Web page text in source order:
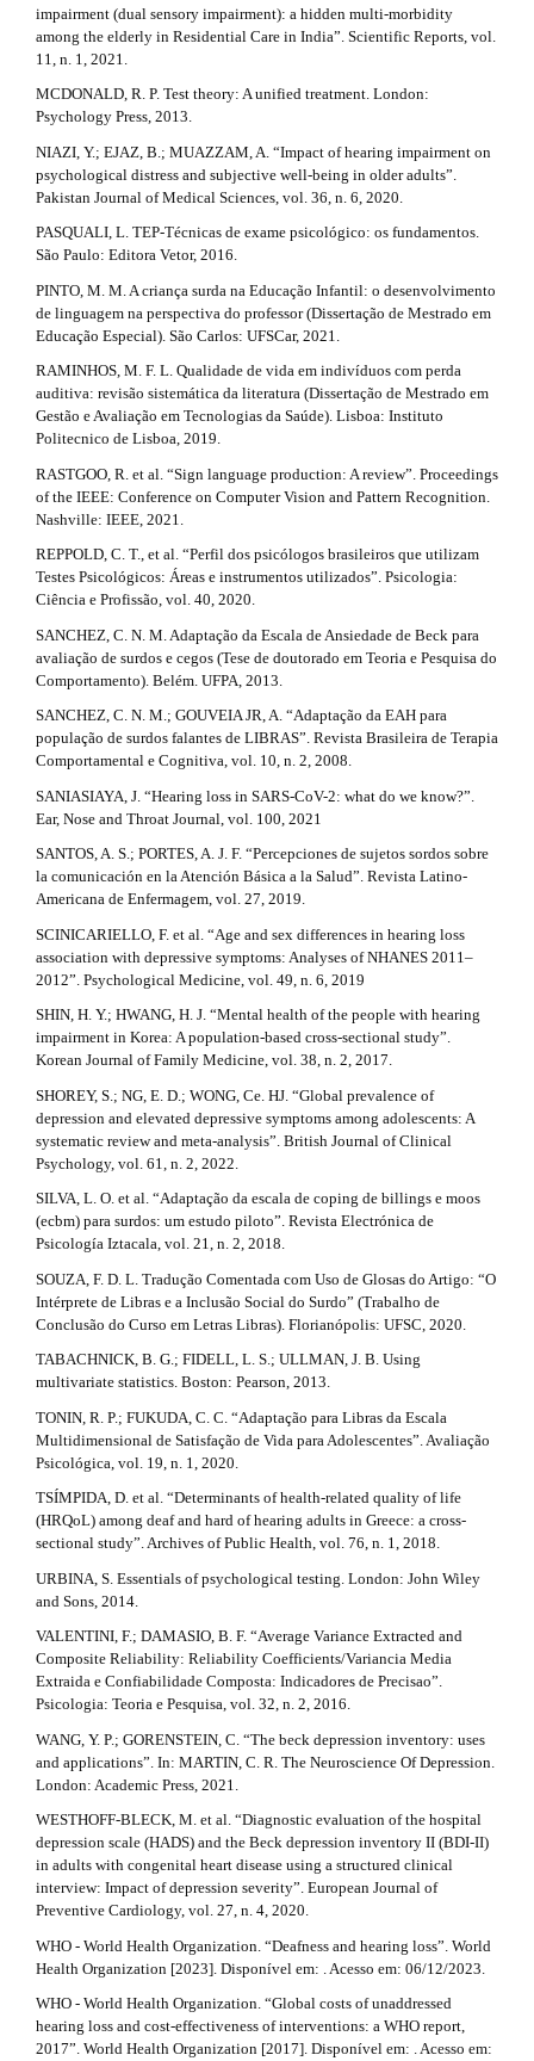
impairment (dual sensory impairment): a hidden multi-morbidity
among the elderly in Residential Care in India”. Scientific Reports, vol.
11, n. 1, 2021.
MCDONALD, R. P. Test theory: A unified treatment. London:
Psychology Press, 2013.
NIAZI, Y.; EJAZ, B.; MUAZZAM, A. “Impact of hearing impairment on
psychological distress and subjective well-being in older adults”.
Pakistan Journal of Medical Sciences, vol. 36, n. 6, 2020.
PASQUALI, L. TEP-Técnicas de exame psicológico: os fundamentos.
São Paulo: Editora Vetor, 2016.
PINTO, M. M. A criança surda na Educação Infantil: o desenvolvimento
de linguagem na perspectiva do professor (Dissertação de Mestrado em
Educação Especial). São Carlos: UFSCar, 2021.
RAMINHOS, M. F. L. Qualidade de vida em indivíduos com perda
auditiva: revisão sistemática da literatura (Dissertação de Mestrado em
Gestão e Avaliação em Tecnologias da Saúde). Lisboa: Instituto
Politecnico de Lisboa, 2019.
RASTGOO, R. et al. “Sign language production: A review”. Proceedings
of the IEEE: Conference on Computer Vision and Pattern Recognition.
Nashville: IEEE, 2021.
REPPOLD, C. T., et al. “Perfil dos psicólogos brasileiros que utilizam
Testes Psicológicos: Áreas e instrumentos utilizados”. Psicologia:
Ciência e Profissão, vol. 40, 2020.
SANCHEZ, C. N. M. Adaptação da Escala de Ansiedade de Beck para
avaliação de surdos e cegos (Tese de doutorado em Teoria e Pesquisa do
Comportamento). Belém. UFPA, 2013.
SANCHEZ, C. N. M.; GOUVEIA JR, A. “Adaptação da EAH para
população de surdos falantes de LIBRAS”. Revista Brasileira de Terapia
Comportamental e Cognitiva, vol. 10, n. 2, 2008.
SANIASIAYA, J. “Hearing loss in SARS-CoV-2: what do we know?”.
Ear, Nose and Throat Journal, vol. 100, 2021
SANTOS, A. S.; PORTES, A. J. F. “Percepciones de sujetos sordos sobre
la comunicación en la Atención Básica a la Salud”. Revista Latino-
Americana de Enfermagem, vol. 27, 2019.
SCINICARIELLO, F. et al. “Age and sex differences in hearing loss
association with depressive symptoms: Analyses of NHANES 2011–
2012”. Psychological Medicine, vol. 49, n. 6, 2019
SHIN, H. Y.; HWANG, H. J. “Mental health of the people with hearing
impairment in Korea: A population-based cross-sectional study”.
Korean Journal of Family Medicine, vol. 38, n. 2, 2017.
SHOREY, S.; NG, E. D.; WONG, Ce. HJ. “Global prevalence of
depression and elevated depressive symptoms among adolescents: A
systematic review and meta‐analysis”. British Journal of Clinical
Psychology, vol. 61, n. 2, 2022.
SILVA, L. O. et al. “Adaptação da escala de coping de billings e moos
(ecbm) para surdos: um estudo piloto”. Revista Electrónica de
Psicología Iztacala, vol. 21, n. 2, 2018.
SOUZA, F. D. L. Tradução Comentada com Uso de Glosas do Artigo: “O
Intérprete de Libras e a Inclusão Social do Surdo” (Trabalho de
Conclusão do Curso em Letras Libras). Florianópolis: UFSC, 2020.
TABACHNICK, B. G.; FIDELL, L. S.; ULLMAN, J. B. Using
multivariate statistics. Boston: Pearson, 2013.
TONIN, R. P.; FUKUDA, C. C. “Adaptação para Libras da Escala
Multidimensional de Satisfação de Vida para Adolescentes”. Avaliação
Psicológica, vol. 19, n. 1, 2020.
TSÍMPIDA, D. et al. “Determinants of health-related quality of life
(HRQoL) among deaf and hard of hearing adults in Greece: a cross-
sectional study”. Archives of Public Health, vol. 76, n. 1, 2018.
URBINA, S. Essentials of psychological testing. London: John Wiley
and Sons, 2014.
VALENTINI, F.; DAMASIO, B. F. “Average Variance Extracted and
Composite Reliability: Reliability Coefficients/Variancia Media
Extraida e Confiabilidade Composta: Indicadores de Precisao”.
Psicologia: Teoria e Pesquisa, vol. 32, n. 2, 2016.
WANG, Y. P.; GORENSTEIN, C. “The beck depression inventory: uses
and applications”. In: MARTIN, C. R. The Neuroscience Of Depression.
London: Academic Press, 2021.
WESTHOFF-BLECK, M. et al. “Diagnostic evaluation of the hospital
depression scale (HADS) and the Beck depression inventory II (BDI-II)
in adults with congenital heart disease using a structured clinical
interview: Impact of depression severity”. European Journal of
Preventive Cardiology, vol. 27, n. 4, 2020.
WHO - World Health Organization. “Deafness and hearing loss”. World
Health Organization [2023]. Disponível em: . Acesso em: 06/12/2023.
WHO - World Health Organization. “Global costs of unaddressed
hearing loss and cost-effectiveness of interventions: a WHO report,
2017”. World Health Organization [2017]. Disponível em: . Acesso em: